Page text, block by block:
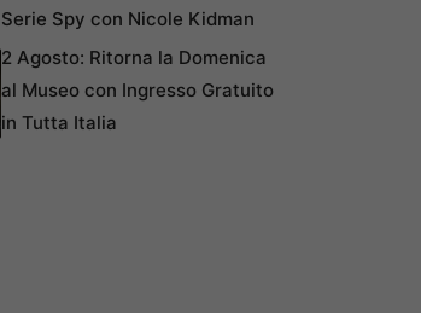
Serie Spy con Nicole Kidman
2 Agosto: Ritorna la Domenica
al Museo con Ingresso Gratuito
in Tutta Italia